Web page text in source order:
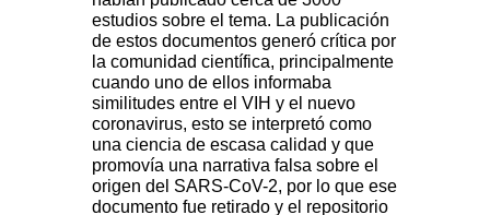
estudios sobre el tema. La publicación
de estos documentos generó crítica por
la comunidad científica, principalmente
cuando uno de ellos informaba
similitudes entre el VIH y el nuevo
coronavirus, esto se interpretó como
una ciencia de escasa calidad y que
promovía una narrativa falsa sobre el
origen del SARS-CoV-2, por lo que ese
documento fue retirado y el repositorio